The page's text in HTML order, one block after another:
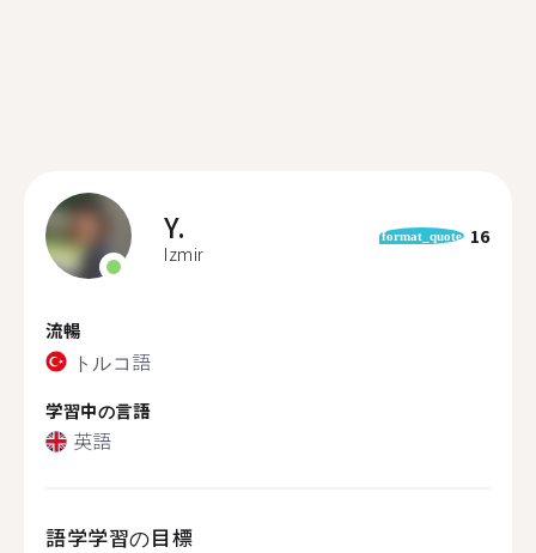
Y.
Izmir
format_quote 16
流暢
トルコ語
学習中の言語
英語
語学学習の目標